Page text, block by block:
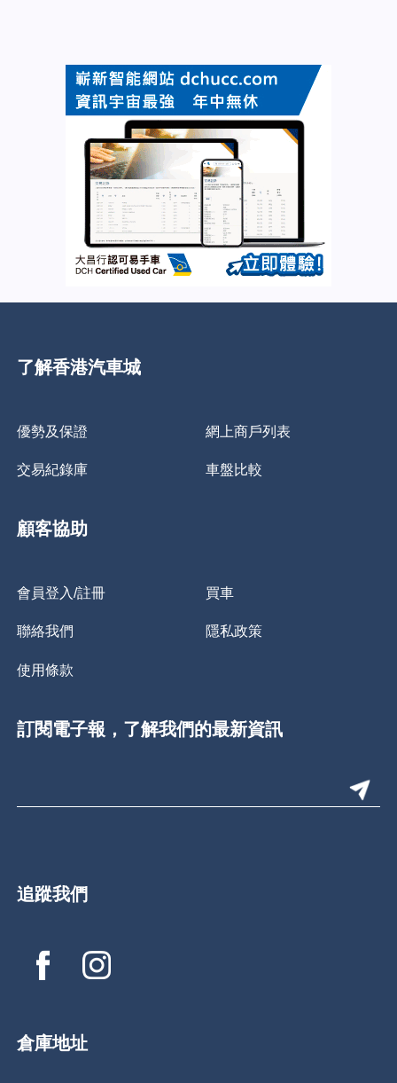
了解香港汽車城
優勢及保證 網上商戶列表
交易紀錄庫 車盤比較
顧客協助
會員登入/註冊 買車
聯絡我們 隱私政策
使用條款
訂閱電子報，了解我們的最新資訊
追蹤我們
倉庫地址